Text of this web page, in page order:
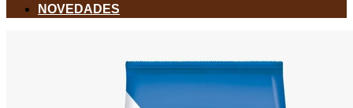
NOVEDADES